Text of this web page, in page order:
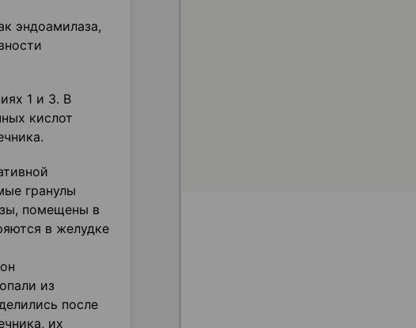
эндоамилаза,
1 и 3. В
кислот
гранулы
помещены в
в желудке
из
после
их